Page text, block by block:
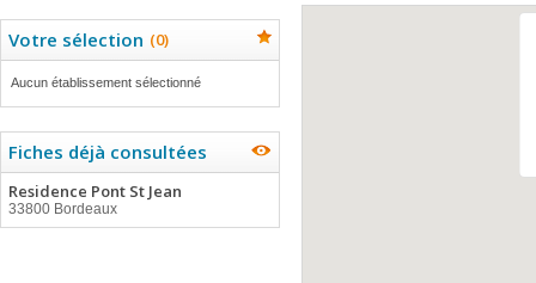
Votre sélection (0)
Aucun établissement sélectionné
Fiches déjà consultées
Residence Pont St Jean
33800 Bordeaux